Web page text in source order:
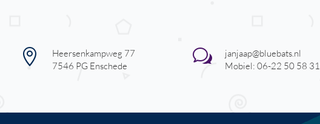

Heersenkampweg 77
7546 PG Enschede
w
janjaap@bluebats.nl
Mobiel: 06-22 50 58 31